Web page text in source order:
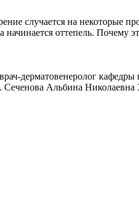
случается на некоторые
оттепель. Почему
дерматовенеролог
Альбина Николаевна